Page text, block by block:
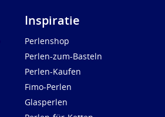
Inspiratie
Perlenshop
Perlen-zum-Basteln
Perlen-Kaufen
Fimo-Perlen
Glasperlen